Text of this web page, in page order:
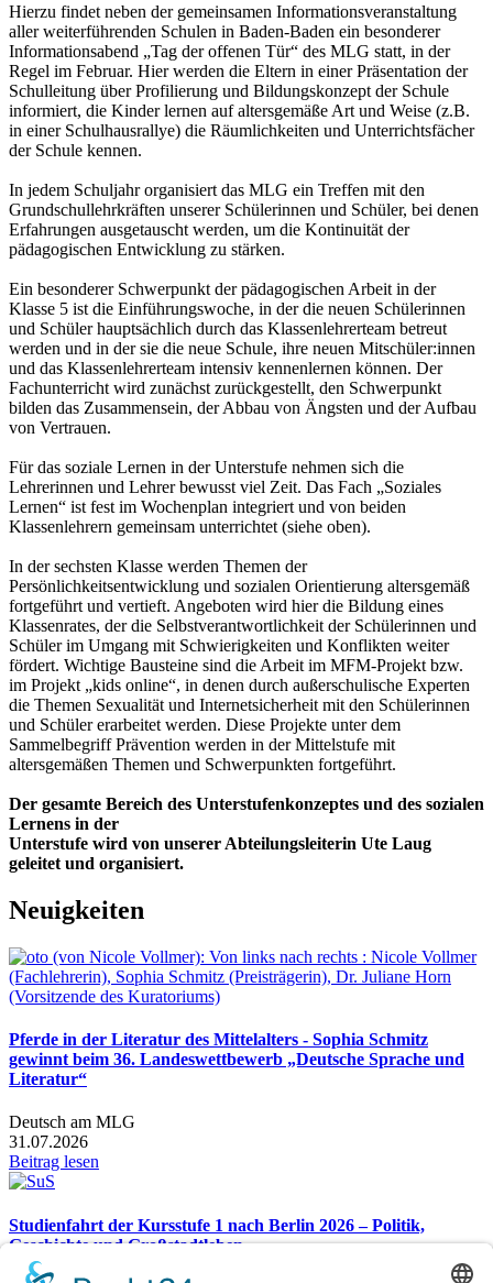
Hierzu findet neben der gemeinsamen Informationsveranstaltung
aller weiterführenden Schulen in Baden-Baden ein besonderer
Informationsabend „Tag der offenen Tür“ des MLG statt, in der
Regel im Februar. Hier werden die Eltern in einer Präsentation der
Schulleitung über Profilierung und Bildungskonzept der Schule
informiert, die Kinder lernen auf altersgemäße Art und Weise (z.B.
in einer Schulhausrallye) die Räumlichkeiten und Unterrichtsfächer
der Schule kennen.
In jedem Schuljahr organisiert das MLG ein Treffen mit den
Grundschullehrkräften unserer Schülerinnen und Schüler, bei denen
Erfahrungen ausgetauscht werden, um die Kontinuität der
pädagogischen Entwicklung zu stärken.
Ein besonderer Schwerpunkt der pädagogischen Arbeit in der
Klasse 5 ist die Einführungswoche, in der die neuen Schülerinnen
und Schüler hauptsächlich durch das Klassenlehrerteam betreut
werden und in der sie die neue Schule, ihre neuen Mitschüler:innen
und das Klassenlehrerteam intensiv kennenlernen können. Der
Fachunterricht wird zunächst zurückgestellt, den Schwerpunkt
bilden das Zusammensein, der Abbau von Ängsten und der Aufbau
von Vertrauen.
Für das soziale Lernen in der Unterstufe nehmen sich die
Lehrerinnen und Lehrer bewusst viel Zeit. Das Fach „Soziales
Lernen“ ist fest im Wochenplan integriert und von beiden
Klassenlehrern gemeinsam unterrichtet (siehe oben).
In der sechsten Klasse werden Themen der
Persönlichkeitsentwicklung und sozialen Orientierung altersgemäß
fortgeführt und vertieft. Angeboten wird hier die Bildung eines
Klassenrates, der die Selbstverantwortlichkeit der Schülerinnen und
Schüler im Umgang mit Schwierigkeiten und Konflikten weiter
fördert. Wichtige Bausteine sind die Arbeit im MFM-Projekt bzw.
im Projekt „kids online“, in denen durch außerschulische Experten
die Themen Sexualität und Internetsicherheit mit den Schülerinnen
und Schüler erarbeitet werden. Diese Projekte unter dem
Sammelbegriff Prävention werden in der Mittelstufe mit
altersgemäßen Themen und Schwerpunkten fortgeführt.
Der gesamte Bereich des Unterstufenkonzeptes und des sozialen
Lernens in der
Unterstufe wird von unserer Abteilungsleiterin Ute Laug
geleitet und organisiert.
Neuigkeiten
Pferde in der Literatur des Mittelalters - Sophia Schmitz
gewinnt beim 36. Landeswettbewerb „Deutsche Sprache und
Literatur“
Deutsch am MLG
31.07.2026
Beitrag lesen
Studienfahrt der Kursstufe 1 nach Berlin 2026 – Politik,
Geschichte und Großstadtleben